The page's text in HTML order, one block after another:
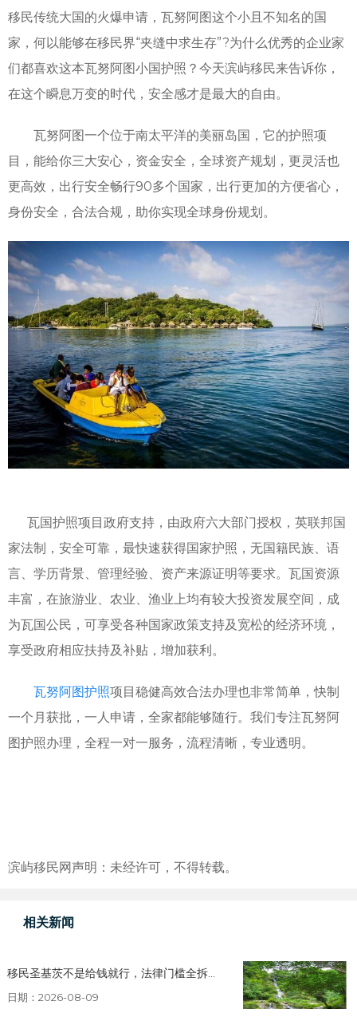
移民传统大国的火爆申请，瓦努阿图这个小且不知名的国
家，何以能够在移民界“夹缝中求生存”?为什么优秀的企业家
们都喜欢这本瓦努阿图小国护照？今天滨屿移民来告诉你，
在这个瞬息万变的时代，安全感才是最大的自由。
瓦努阿图一个位于南太平洋的美丽岛国，它的护照项
目，能给你三大安心，资金安全，全球资产规划，更灵活也
更高效，出行安全畅行90多个国家，出行更加的方便省心，
身份安全，合法合规，助你实现全球身份规划。
瓦国护照项目政府支持，由政府六大部门授权，英联邦国
家法制，安全可靠，最快速获得国家护照，无国籍民族、语
言、学历背景、管理经验、资产来源证明等要求。瓦国资源
丰富，在旅游业、农业、渔业上均有较大投资发展空间，成
为瓦国公民，可享受各种国家政策支持及宽松的经济环境，
享受政府相应扶持及补贴，增加获利。
瓦努阿图护照项目稳健高效合法办理也非常简单，快制
一个月获批，一人申请，全家都能够随行。我们专注瓦努阿
图护照办理，全程一对一服务，流程清晰，专业透明。
滨屿移民网声明：未经许可，不得转载。
相关新闻
移民圣基茨不是给钱就行，法律门槛全拆...
日期：2026-08-09